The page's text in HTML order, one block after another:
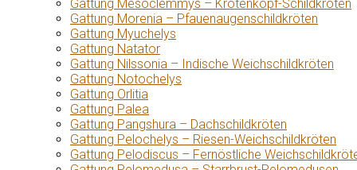
Gattung Mesoclemmys – Krötenkopf-Schildkröten
Gattung Morenia – Pfauenaugenschildkröten
Gattung Myuchelys
Gattung Natator
Gattung Nilssonia – Indische Weichschildkröten
Gattung Notochelys
Gattung Orlitia
Gattung Palea
Gattung Pangshura – Dachschildkröten
Gattung Pelochelys – Riesen-Weichschildkröten
Gattung Pelodiscus – Fernöstliche